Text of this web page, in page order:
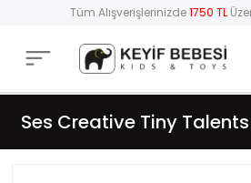
Tüm Alışverişlerinizde1750 TL
Ses Creative Tiny